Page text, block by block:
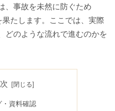
、事故を未然に防ぐため
果たします。ここでは、実際
どのような流れで進むのかを
資料確認